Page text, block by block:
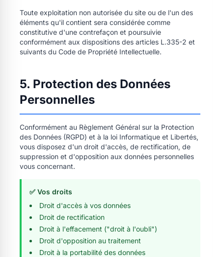
Toute exploitation non autorisée du site ou de l'un des
éléments qu'il contient sera considérée comme
constitutive d'une contrefaçon et poursuivie
conformément aux dispositions des articles L.335-2 et
suivants du Code de Propriété Intellectuelle.
5. Protection des Données
Personnelles
Conformément au Règlement Général sur la Protection
des Données (RGPD) et à la loi Informatique et Libertés,
vous disposez d'un droit d'accès, de rectification, de
suppression et d'opposition aux données personnelles
vous concernant.
✅ Vos droits
Droit d'accès à vos données
Droit de rectification
Droit à l'effacement ("droit à l'oubli")
Droit d'opposition au traitement
Droit à la portabilité des données